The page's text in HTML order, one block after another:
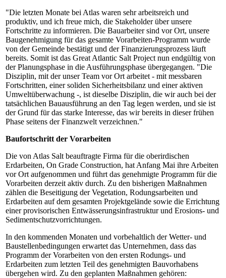
"Die letzten Monate bei Atlas waren sehr arbeitsreich und
produktiv, und ich freue mich, die Stakeholder über unsere
Fortschritte zu informieren. Die Bauarbeiter sind vor Ort, unsere
Baugenehmigung für das gesamte Vorarbeiten-Programm wurde
von der Gemeinde bestätigt und der Finanzierungsprozess läuft
bereits. Somit ist das Great Atlantic Salt Project nun endgültig von
der Planungsphase in die Ausführungsphase übergegangen. "Die
Disziplin, mit der unser Team vor Ort arbeitet - mit messbaren
Fortschritten, einer soliden Sicherheitsbilanz und einer aktiven
Umweltüberwachung -, ist dieselbe Disziplin, die wir auch bei der
tatsächlichen Bauausführung an den Tag legen werden, und sie ist
der Grund für das starke Interesse, das wir bereits in dieser frühen
Phase seitens der Finanzwelt verzeichnen."
Baufortschritt der Vorarbeiten
Die von Atlas Salt beauftragte Firma für die oberirdischen
Erdarbeiten, On Grade Construction, hat Anfang Mai ihre Arbeiten
vor Ort aufgenommen und führt das genehmigte Programm für die
Vorarbeiten derzeit aktiv durch. Zu den bisherigen Maßnahmen
zählen die Beseitigung der Vegetation, Rodungsarbeiten und
Erdarbeiten auf dem gesamten Projektgelände sowie die Errichtung
einer provisorischen Entwässerungsinfrastruktur und Erosions- und
Sedimentschutzvorrichtungen.
In den kommenden Monaten und vorbehaltlich der Wetter- und
Baustellenbedingungen erwartet das Unternehmen, dass das
Programm der Vorarbeiten von den ersten Rodungs- und
Erdarbeiten zum letzten Teil des genehmigten Bauvorhabens
übergehen wird. Zu den geplanten Maßnahmen gehören: